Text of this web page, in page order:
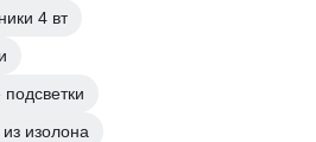
4 вт
изолона